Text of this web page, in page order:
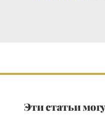
Эти статьи